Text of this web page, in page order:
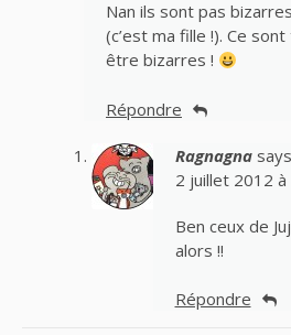
Nan ils sont pas
(c’est ma fille !). Ce
être bizarres !
Répondre
Ragnagna
2 juillet 2012 à
Ben ceux de
alors !!
Répondre